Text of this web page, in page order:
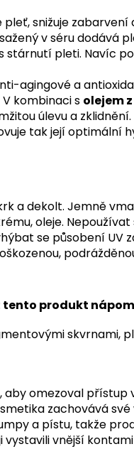
pleť, snižuje
v séru dodává
stárnutí pleti. Navíc
agingové a
kombinaci s olejem
úlevu a
tak její optimální
a dekolt. Jemně
oleje. Nepoužívat
se působení
tento produkt
skvrnami,
aby omezoval
zachovává
a pístu, takže
vystavili vnější